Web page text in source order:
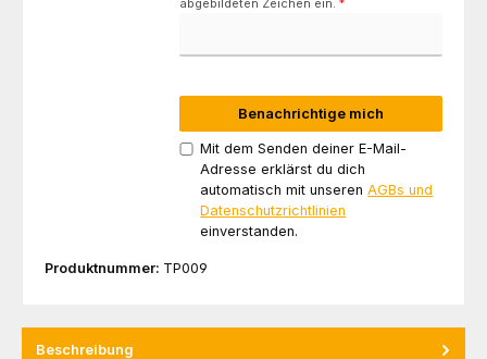
abgebildeten Zeichen ein.*
Benachrichtige mich
Mit dem Senden deiner E-Mail-
Adresse erklärst du dich
automatisch mit unserenAGBs und
Datenschutzrichtlinien
einverstanden.
Produktnummer: TP009
Beschreibung